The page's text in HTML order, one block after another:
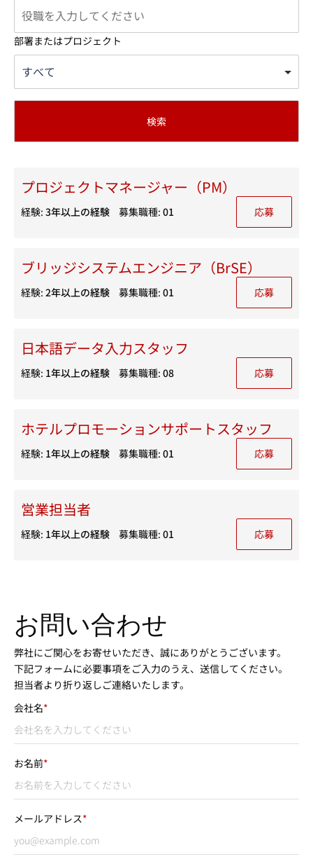
部署またはプロジェクト
検索
プロジェクトマネージャー（PM）
経験: 3年以上の経験 募集職種: 01 応募
ブリッジシステムエンジニア（BrSE）
経験: 2年以上の経験 募集職種: 01 応募
日本語データ入力スタッフ
経験: 1年以上の経験 募集職種: 08 応募
ホテルプロモーションサポートスタッフ
経験: 1年以上の経験 募集職種: 01 応募
営業担当者
経験: 1年以上の経験 募集職種: 01 応募
お問い合わせ
弊社にご関心をお寄せいただき、誠にありがとうございます。
下記フォームに必要事項をご入力のうえ、送信してください。
担当者より折り返しご連絡いたします。
会社名*
お名前*
メールアドレス*